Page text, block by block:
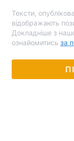
Тексти,
відображають
Докладніше з
ознайомитись за